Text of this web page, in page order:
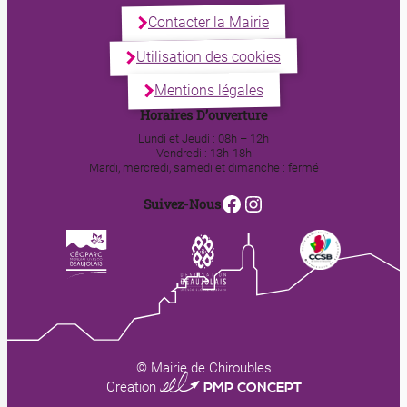
Contacter la Mairie
Utilisation des cookies
Mentions légales
Horaires D’ouverture
Lundi et Jeudi : 08h – 12h
Vendredi : 13h-18h
Mardi, mercredi, samedi et dimanche : fermé
Suivez-NousFacebook
Instagram
© Mairie de Chiroubles
Création 0123 PMP CONCEPT